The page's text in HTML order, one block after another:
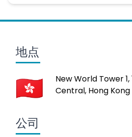
地点
New World Tower 1,
Central, Hong Kong
公司